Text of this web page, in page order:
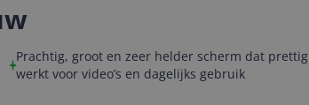
gevonden.
gevonden.
Prachtig, groot en zeer helder scherm dat prettig
werkt voor video’s en dagelijks gebruik